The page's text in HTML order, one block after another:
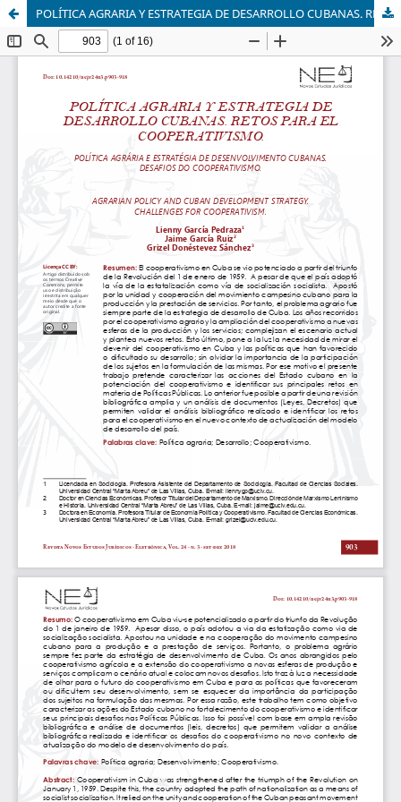
POLÍTICA AGRARIA Y ESTRATEGIA DE DESARROLLO CUBANAS. RETOS PARA EL COOPERATIVISMO